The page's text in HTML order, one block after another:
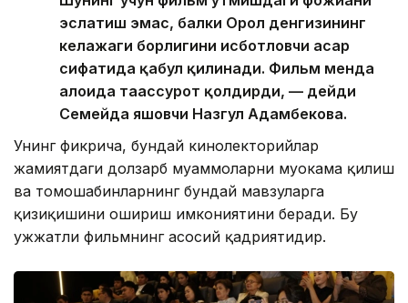
эслатиш эмас, балки Орол денгизининг
келажаги борлигини исботловчи асар
сифатида қабул қилинади. Фильм менда
алоҳида таассурот қолдирди, — дейди
Семейда яшовчи Назгул Адамбекова.
Унинг фикрича, бундай кинолекторийлар
жамиятдаги долзарб муаммоларни муҳокама қилиш
ва томошабинларнинг бундай мавзуларга
қизиқишини ошириш имкониятини беради. Бу
ҳужжатли фильмнинг асосий қадриятидир.